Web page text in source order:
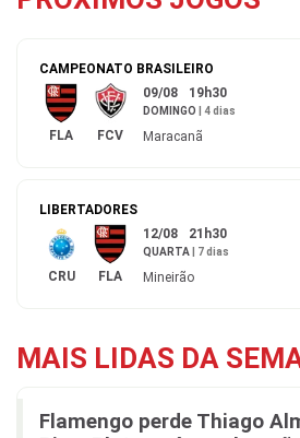
CAMPEONATO BRASILEIRO
FLA FCV
09/08 19h30
DOMINGO 4 dias
Maracanã
LIBERTADORES
CRU FLA
12/08 21h30
QUARTA 7 dias
Mineirão
MAIS LIDAS DA
Flamengo perde Thiago